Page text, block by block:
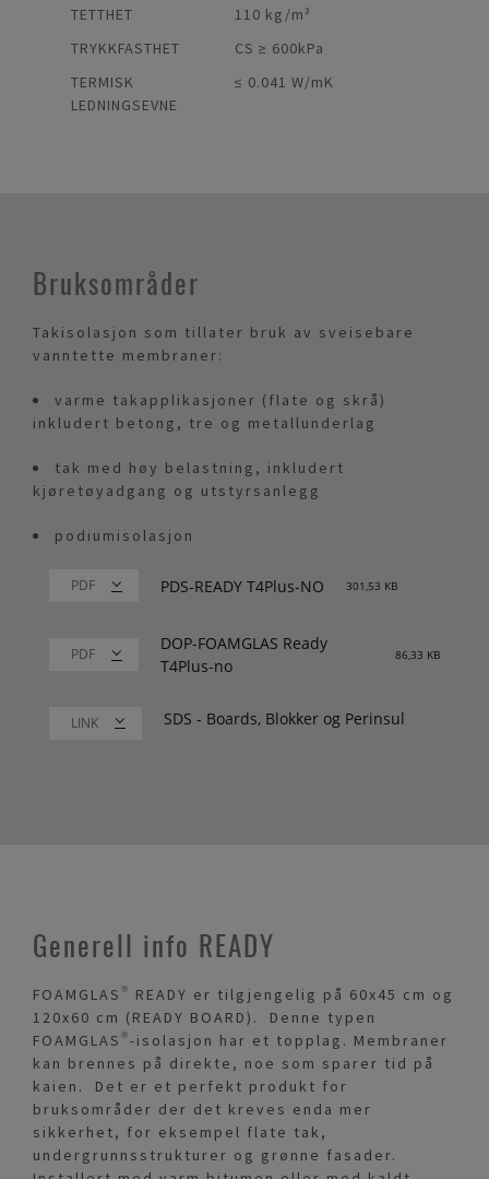
TETTHET
110 kg/m³
TRYKKFASTHET
CS ≥ 600kPa
TERMISK
LEDNINGSEVNE
≤ 0.041 W/mK
Bruksområder
Takisolasjon som tillater bruk av sveisebare
vanntette membraner:
varme takapplikasjoner (flate og skrå)
inkludert betong, tre og metallunderlag
tak med høy belastning, inkludert
kjøretøyadgang og utstyrsanlegg
podiumisolasjon
PDS-READY T4Plus-NO 301,53 KB
DOP-FOAMGLAS Ready
T4Plus-no
86,33 KB
LINK SDS - Boards, Blokker og Perinsul
Generell info READY
FOAMGLAS® READY er tilgjengelig på 60x45 cm og
120x60 cm (READY BOARD). Denne typen
FOAMGLAS®-isolasjon har et topplag. Membraner
kan brennes på direkte, noe som sparer tid på
kaien. Det er et perfekt produkt for
bruksområder der det kreves enda mer
sikkerhet, for eksempel flate tak,
undergrunnsstrukturer og grønne fasader.